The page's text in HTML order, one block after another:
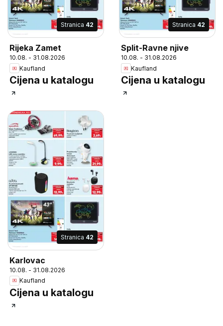
Stranica 42
Rijeka Zamet
10.08. - 31.08.2026
Kaufland
Cijena u katalogu
Stranica 42
Split-Ravne njive
10.08. - 31.08.2026
Kaufland
Cijena u katalogu
Stranica 42
Karlovac
10.08. - 31.08.2026
Kaufland
Cijena u katalogu